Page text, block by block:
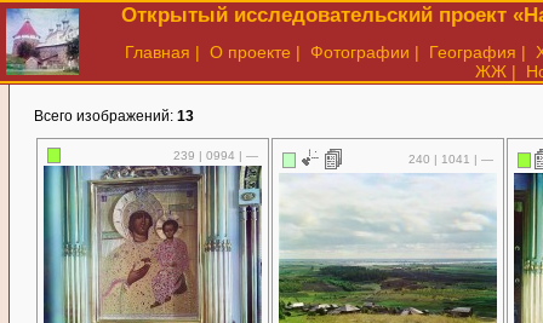
Открытый исследовательский проект
Главная | О проекте | Фотографии | География |
ЖЖ |
Всего изображений: 13
239 | 0994 | — 240 | 1041 | —